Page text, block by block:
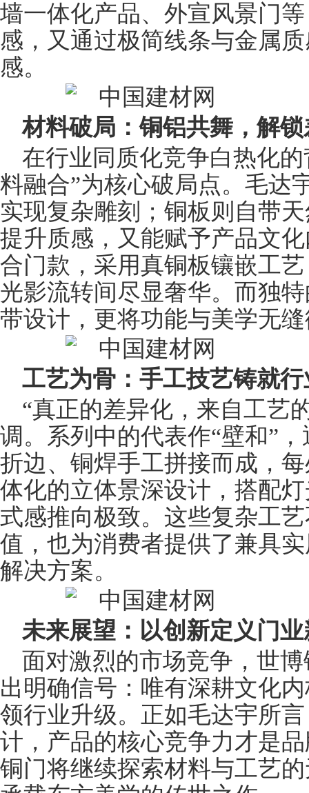
墙一体化产品、外宣风景门
感，又通过极简线条与金属
感。
材料破局：铜铝共舞，解
在行业同质化竞争白热化
料融合”为核心破局点。毛达
实现复杂雕刻； 铜板 则自带
提升质感，又能赋予产品文
合门款，采用真铜板镶嵌工
光影流转间尽显奢华。而独
带设计，更将功能与美学无
工艺为骨：手工技艺铸就
“真正的差异化，来自工艺
调。系列中的代表作“壁和”
折边、铜焊手工拼接而成，
体化的立体景深设计，搭配
式感推向极致。这些复杂工
值，也为消费者提供了兼具
解决方案。
未来展望：以创新定义门
面对激烈的市场竞争，世
出明确信号：唯有深耕文化
领行业升级。正如毛达宇所
计，产品的核心竞争力才是
铜门将继续探索材料与工艺